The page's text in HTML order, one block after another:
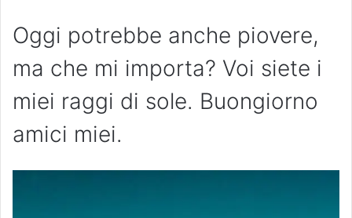
Oggi potrebbe anche piovere,
ma che mi importa? Voi siete i
miei raggi di sole. Buongiorno
amici miei.